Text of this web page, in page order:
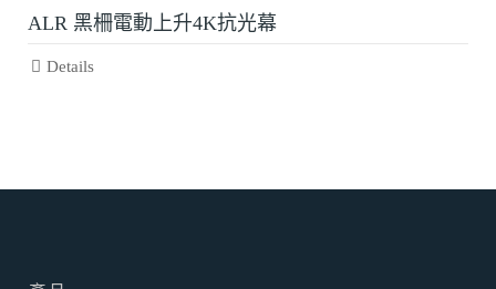
ALR 黑柵電動上升4K抗光幕
Details